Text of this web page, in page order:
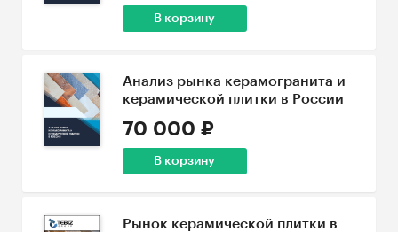
В корзину
Анализ рынка керамогранита и
керамической плитки в России
70 000 ₽
В корзину
Рынок керамической плитки в